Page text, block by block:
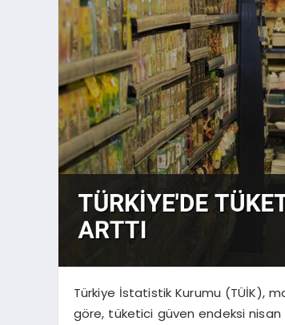
Türkiye İstatistik Kurumu (TÜİK),
göre, tüketici güven endeksi nisan